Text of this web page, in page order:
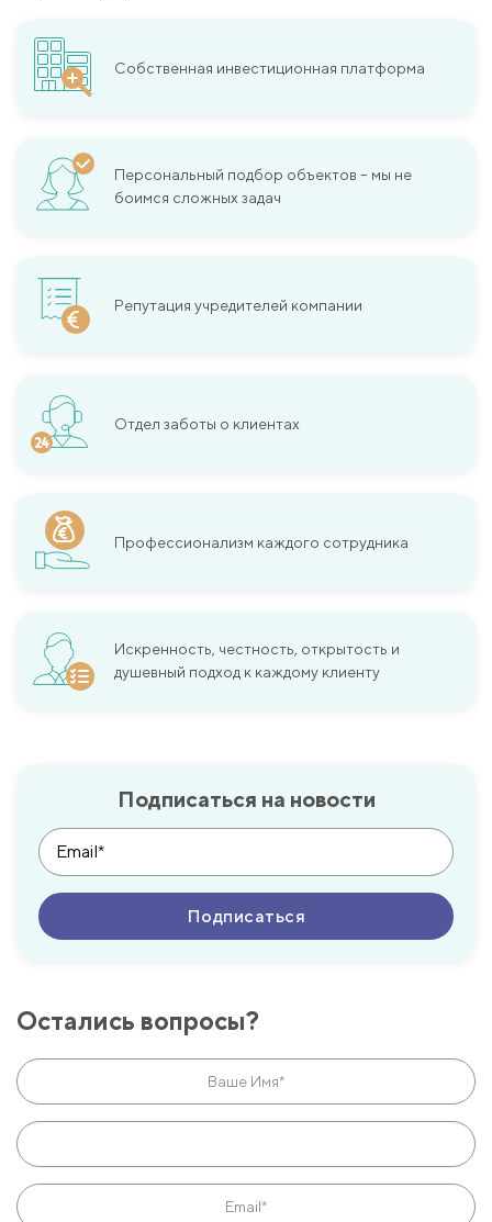
Собственная инвестиционная платформа
Персональный подбор объектов – мы не
боимся сложных задач
Репутация учредителей компании
Отдел заботы о клиентах
Профессионализм каждого сотрудника
Искренность, честность, открытость и
душевный подход к каждому клиенту
Подписаться на новости
Остались вопросы?